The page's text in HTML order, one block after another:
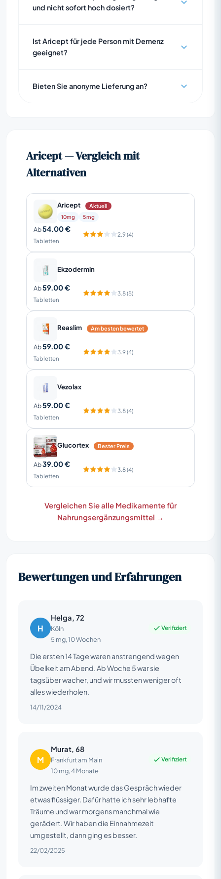
und nicht sofort hoch dosiert?
Ist Aricept für jede Person mit Demenz
geeignet?
Bieten Sie anonyme Lieferung an?
Aricept — Vergleich mit
Alternativen
Aricept
Aktuell
10mg
5mg
Ab54.00 €
Tabletten
2.9 (4)
Ekzodermin
Ab59.00 €
Tabletten
3.8 (5)
Reaslim Am besten bewertet
Ab59.00 €
Tabletten
3.9 (4)
Vezolax
Ab59.00 €
Tabletten
3.8 (4)
Glucortex Bester Preis
Ab39.00 €
Tabletten
3.8 (4)
Vergleichen Sie alle Medikamente für
Nahrungsergänzungsmittel →
Bewertungen und Erfahrungen
H
Helga, 72
Köln
5 mg, 10 Wochen
Verifiziert
Die ersten 14 Tage waren anstrengend wegen
Übelkeit am Abend. Ab Woche 5 war sie
tagsüber wacher, und wir mussten weniger oft
alles wiederholen.
14/11/2024
M
Murat, 68
Frankfurt am Main
10 mg, 4 Monate
Verifiziert
Im zweiten Monat wurde das Gespräch wieder
etwas flüssiger. Dafür hatte ich sehr lebhafte
Träume und war morgens manchmal wie
gerädert. Wir haben die Einnahmezeit
umgestellt, dann ging es besser.
22/02/2025